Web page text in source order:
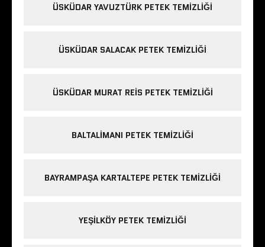
ÜSKÜDAR YAVUZTÜRK PETEK TEMIZLIĞI
ÜSKÜDAR SALACAK PETEK TEMIZLIĞI
ÜSKÜDAR MURAT REIS PETEK TEMIZLIĞI
BALTALIMANI PETEK TEMIZLIĞI
BAYRAMPAŞA KARTALTEPE PETEK TEMIZLIĞI
YEŞILKÖY PETEK TEMIZLIĞI